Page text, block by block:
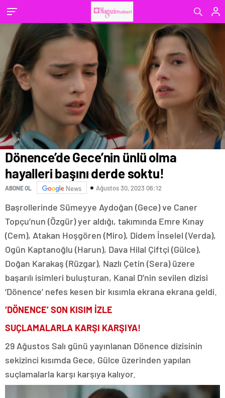
Dönence’de Gece’nin ünlü olma
hayalleri başını derde soktu!
ABONE OL News Ağustos 30, 2023 06:12
Başrollerinde Sümeyye Aydoğan (Gece) ve Caner
Topçu’nun (Özgür) yer aldığı, takımında Emre Kınay
(Cem), Atakan Hoşgören (Miro), Didem İnselel (Verda),
Ogün Kaptanoğlu (Harun), Dava Hilal Çiftçi (Gülce),
Doğan Karakaş (Rüzgar), Nazlı Çetin (Sera) üzere
başarılı isimleri buluşturan, Kanal D’nin sevilen dizisi
‘Dönence’ nefes kesen bir kısımla ekrana ekrana geldi.
‘DÖNENCE’ SON KISIM İZLE
SUÇLAMALARLA KARŞI KARŞIYA!
29 Ağustos Salı günü yayınlanan Dönence dizisinin
sekizinci kısımda Gece, Gülce üzerinden yapılan
suçlamalarla karşı karşıya kalıyor.